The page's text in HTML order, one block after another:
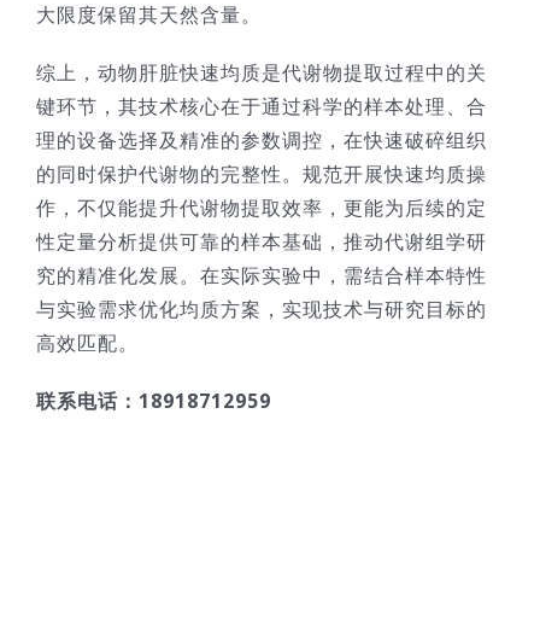
大限度保留其天然含量。
综上，动物肝脏快速均质是代谢物提取过程中的关
键环节，其技术核心在于通过科学的样本处理、合
理的设备选择及精准的参数调控，在快速破碎组织
的同时保护代谢物的完整性。规范开展快速均质操
作，不仅能提升代谢物提取效率，更能为后续的定
性定量分析提供可靠的样本基础，推动代谢组学研
究的精准化发展。在实际实验中，需结合样本特性
与实验需求优化均质方案，实现技术与研究目标的
高效匹配。
联系电话：18918712959